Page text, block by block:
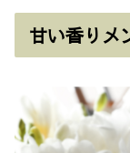
甘い香りメ